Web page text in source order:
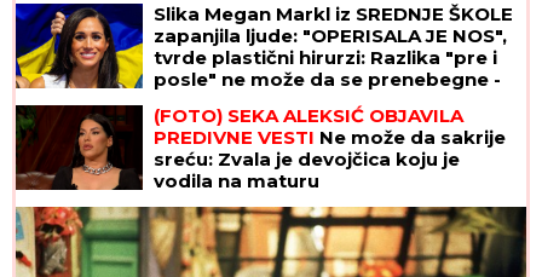
Slika Megan Markl iz SREDNJE ŠKOLE
zapanjila ljude: "OPERISALA JE NOS",
tvrde plastični hirurzi: Razlika "pre i
posle" ne može da se prenebegne -
vojvotkinja pokrenula trend u
estetskoj hirurgiji
(FOTO) SEKA ALEKSIĆ OBJAVILA
PREDIVNE VESTI Ne može da sakrije
sreću: Zvala je devojčica koju je
vodila na maturu